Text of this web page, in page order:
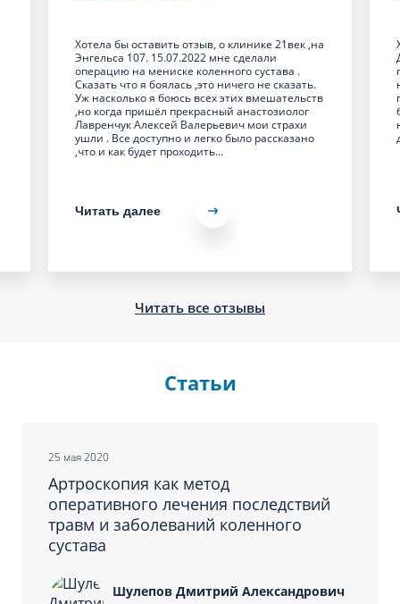
Хотела бы оставить отзыв, о клинике 21век ,на
Энгельса 107. 15.07.2022 мне сделали
операцию на мениске коленного сустава .
Сказать что я боялась ,это ничего не сказать.
Уж насколько я боюсь всех этих вмешательств
,но когда пришёл прекрасный анастозиолог
Лавренчук Алексей Валерьевич мои страхи
ушли . Все доступно и легко было рассказано
,что и как будет проходить...
Читать далее
Читать все отзывы
Статьи
25 мая 2020
Артроскопия как метод
оперативного лечения последствий
травм и заболеваний коленного
сустава
Шулепов Дмитрий Александрович